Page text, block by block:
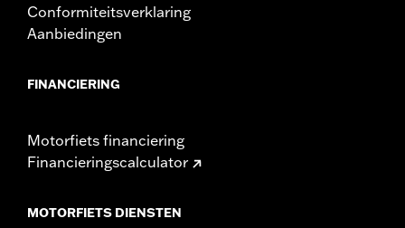
Conformiteitsverklaring
Aanbiedingen
FINANCIERING
Motorfiets financiering
Financieringscalculator
MOTORFIETS DIENSTEN